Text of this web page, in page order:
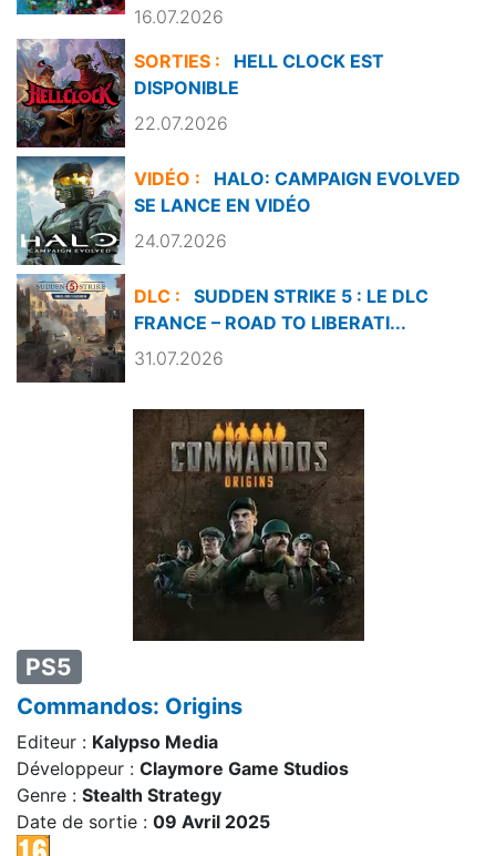
PS5
Commandos: Origins
Editeur : Kalypso Media
Développeur : Claymore Game Studios
Genre : Stealth Strategy
Date de sortie : 09 Avril 2025
16.07.2026
SORTIES :
HELL CLOCK EST
DISPONIBLE
22.07.2026
VIDÉO :
HALO: CAMPAIGN EVOLVED
SE LANCE EN VIDÉO
24.07.2026
DLC :
SUDDEN STRIKE 5 : LE DLC
FRANCE – ROAD TO LIBERATI...
31.07.2026